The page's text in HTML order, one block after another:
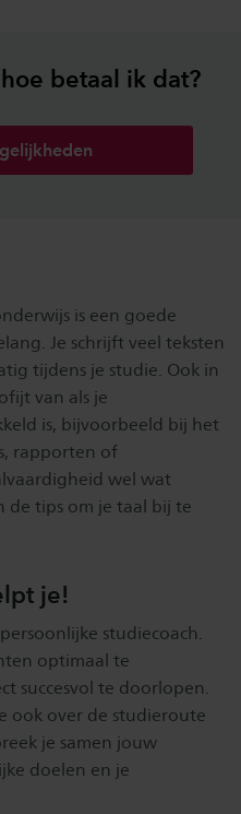
betaal ik dat?
is een goede
Je schrijft veel teksten
tijdens je studie. Ook in
van als je
is, bijvoorbeeld bij het
rapporten of
wel wat
de tips om je taal bij te
je!
studiecoach.
optimaal te
succesvol te doorlopen.
ook over de studieroute
je samen jouw
doelen en je